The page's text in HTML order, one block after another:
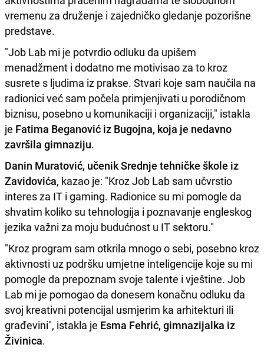
vremenu za druženje i zajedničko gledanje pozorišne
predstave.
"Job Lab mi je potvrdio odluku da upišem
menadžment i dodatno me motivisao za to kroz
susrete s ljudima iz prakse. Stvari koje sam naučila na
radionici već sam počela primjenjivati u porodičnom
biznisu, posebno u komunikaciji i organizaciji," istakla
je Fatima Beganović iz Bugojna, koja je nedavno
završila gimnaziju.
Danin Muratović, učenik Srednje tehničke škole iz
Zavidovića, kazao je: "Kroz Job Lab sam učvrstio
interes za IT i gaming. Radionice su mi pomogle da
shvatim koliko su tehnologija i poznavanje engleskog
jezika važni za moju budućnost u IT sektoru."
"Kroz program sam otkrila mnogo o sebi, posebno kroz
aktivnosti uz podršku umjetne inteligencije koje su mi
pomogle da prepoznam svoje talente i vještine. Job
Lab mi je pomogao da donesem konačnu odluku da
svoj kreativni potencijal usmjerim ka arhitekturi ili
građevini", istakla je Esma Fehrić, gimnazijalka iz
Živinica.